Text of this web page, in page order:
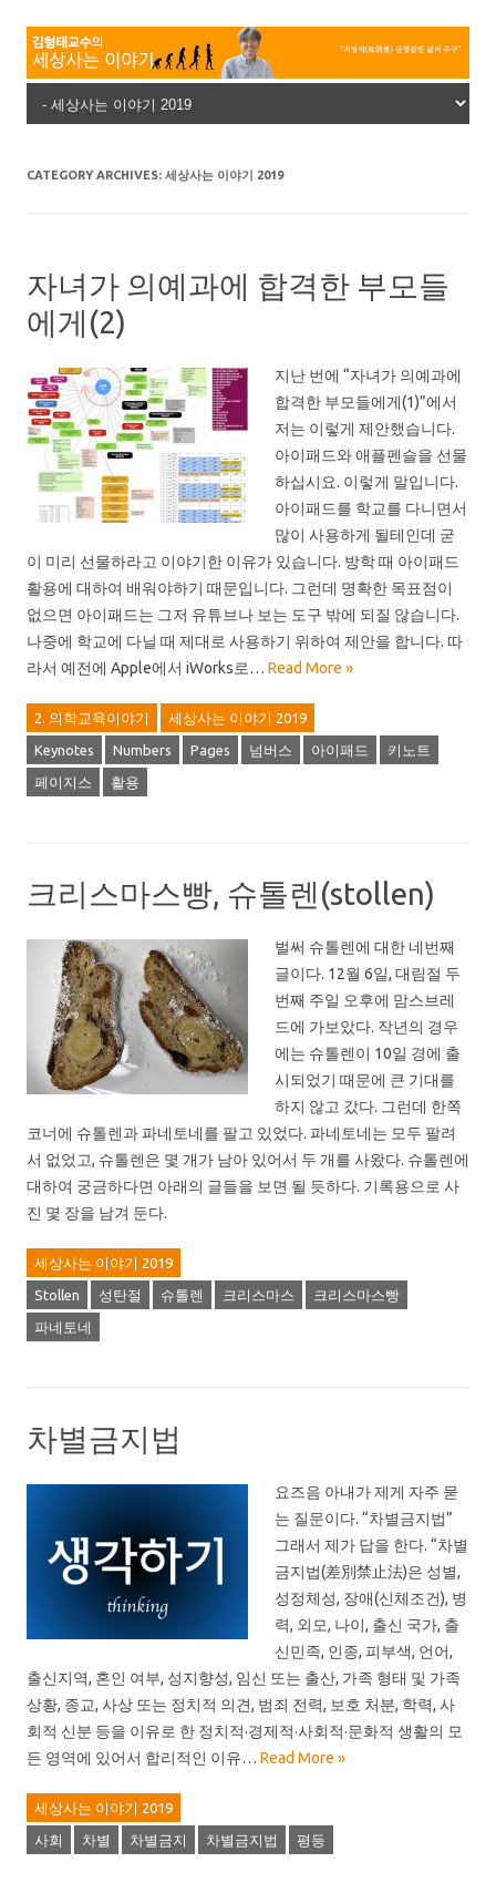
Skip to content
CATEGORY ARCHIVES: 세상사는 이야기 2019
자녀가 의예과에 합격한 부모들
에게(2)
지난 번에 “자녀가 의예과에
합격한 부모들에게(1)”에서
저는 이렇게 제안했습니다.
아이패드와 애플펜슬을 선물
하십시요. 이렇게 말입니다.
아이패드를 학교를 다니면서
많이 사용하게 될테인데 굳
이 미리 선물하라고 이야기한 이유가 있습니다. 방학 때 아이패드
활용에 대하여 배워야하기 때문입니다. 그런데 명확한 목표점이
없으면 아이패드는 그저 유튜브나 보는 도구 밖에 되질 않습니다.
나중에 학교에 다닐 때 제대로 사용하기 위하여 제안을 합니다. 따
라서 예전에 Apple에서 iWorks로… Read More »
2. 의학교육이야기 세상사는 이야기 2019
Keynotes Numbers Pages 넘버스 아이패드 키노트
페이지스 활용
크리스마스빵, 슈톨렌(stollen)
벌써 슈톨렌에 대한 네번째
글이다. 12월 6일, 대림절 두
번째 주일 오후에 맘스브레
드에 가보았다. 작년의 경우
에는 슈톨렌이 10일 경에 출
시되었기 때문에 큰 기대를
하지 않고 갔다. 그런데 한쪽
코너에 슈톨렌과 파네토네를 팔고 있었다. 파네토네는 모두 팔려
서 없었고, 슈톨렌은 몇 개가 남아 있어서 두 개를 사왔다. 슈톨렌에
대하여 궁금하다면 아래의 글들을 보면 될 듯하다. 기록용으로 사
진 몇 장을 남겨 둔다.
세상사는 이야기 2019
Stollen 성탄절 슈톨렌 크리스마스 크리스마스빵
파네토네
차별금지법
요즈음 아내가 제게 자주 묻
는 질문이다. “차별금지법”
그래서 제가 답을 한다. “차별
금지법(差別禁止法)은 성별,
성정체성, 장애(신체조건), 병
력, 외모, 나이, 출신 국가, 출
신민족, 인종, 피부색, 언어,
출신지역, 혼인 여부, 성지향성, 임신 또는 출산, 가족 형태 및 가족
상황, 종교, 사상 또는 정치적 의견, 범죄 전력, 보호 처분, 학력, 사
회적 신분 등을 이유로 한 정치적·경제적·사회적·문화적 생활의 모
든 영역에 있어서 합리적인 이유… Read More »
세상사는 이야기 2019
사회 차별 차별금지 차별금지법 평등